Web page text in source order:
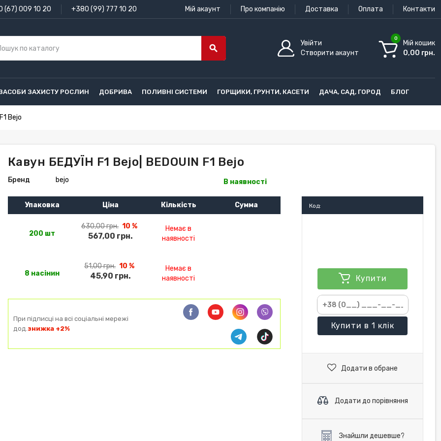
(67) 009 10 20 +380 (99) 777 10 20 Мій акаунт Про компанію Доставка Оплата Контакти
search
Увійти
Створити акаунт
0
Мій кошик
0,00 грн.
ЗАХИСТУ РОСЛИН ДОБРИВА ПОЛИВНІ СИСТЕМИ ГОРЩИКИ, ГРУНТИ, КАСЕТИ ДАЧА, САД, ГОРОД БЛОГ
Bejo
Кавун БЕДУЇН F1 Bejo| BEDOUIN F1 Bejo
Бренд bejo В наявності
Упаковка Ціна Кількість Сумма
200 шт
630,00 грн. 10 %
567,00 грн.
Немає в
наявності
8 насінин
51,00 грн. 10 %
45,90 грн.
Немає в
наявності
При підписці на всі соціальні мережі
дод.знижка +2%
Код:
Купити
Купити в 1 клік
Додати в обране
Додати до порівняння
Знайшли дешевше?